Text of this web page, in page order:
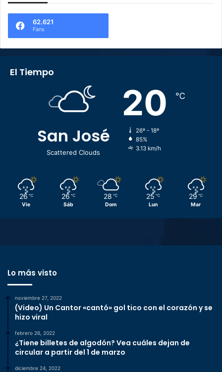
62.621
Fans
El Tiempo
San José
Scattered Clouds
20 ℃
26º - 18º
85%
3.13 km/h
26 ℃
Vie
26 ℃
Sáb
28 ℃
Dom
25 ℃
Lun
29 ℃
Mar
Lo más visto
noviembre 27, 2022
(Video) Un Cantor «cantó» gol tico con el corazón y se
hizo viral
febrero 26, 2022
¿Tiene billetes de algodón? Vea cuáles dejan de
circular a partir del 1 de marzo
diciembre 24, 2022